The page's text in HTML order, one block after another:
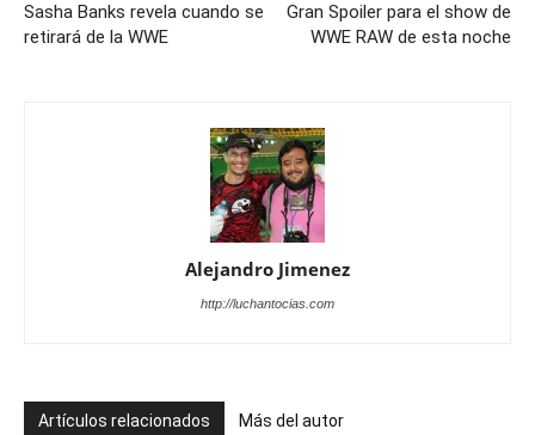
Sasha Banks revela cuando se
retirará de la WWE
Gran Spoiler para el show de
WWE RAW de esta noche
Alejandro Jimenez
http://luchantocias.com
Artículos relacionados Más del autor